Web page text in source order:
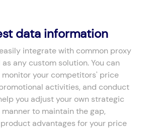
data information
integrate with common proxy
any custom solution. You can
your competitors' price
activities, and conduct
you adjust your own strategic
to maintain the gap,
advantages for your price